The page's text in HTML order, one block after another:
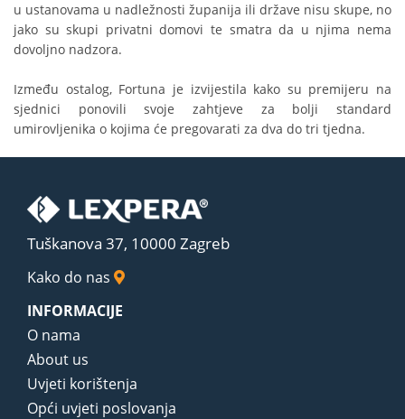
u ustanovama u nadležnosti županija ili države nisu skupe, no
jako su skupi privatni domovi te smatra da u njima nema
dovoljno nadzora.
Između ostalog, Fortuna je izvijestila kako su premijeru na
sjednici ponovili svoje zahtjeve za bolji standard
umirovljenika o kojima će pregovarati za dva do tri tjedna.
Tuškanova 37, 10000 Zagreb
Kako do nas
INFORMACIJE
O nama
About us
Uvjeti korištenja
Opći uvjeti poslovanja